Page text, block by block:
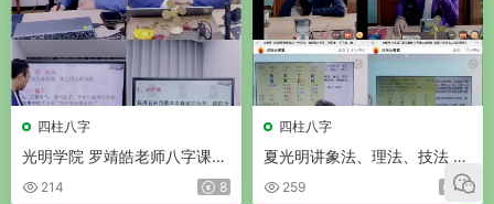
四柱八字
光明学院 罗靖皓老师八字课程
资料合辑 视频+文档
214 8
四柱八字
夏光明讲象法、理法、技法 视
频10集
259 8